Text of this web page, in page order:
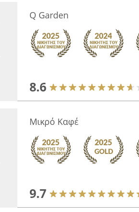
Q Garden
8.6
Μικρό Καφέ
9.7